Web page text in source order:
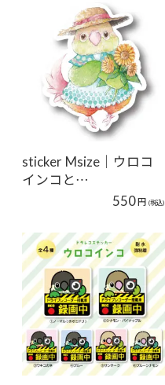
sticker Msize｜ウロコ
インコと…
550円 (税込)